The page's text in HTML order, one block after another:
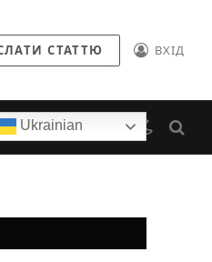
СТАТТЮ ВХІД
Ukrainian